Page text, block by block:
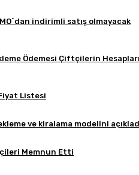
indirimli satış olmayacak
Ödemesi Çiftçilerin
Listesi
ve kiralama modelini
Memnun Etti